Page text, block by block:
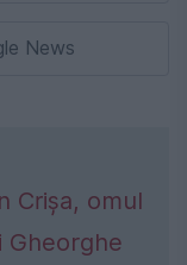
News
Crișa, omul
Gheorghe